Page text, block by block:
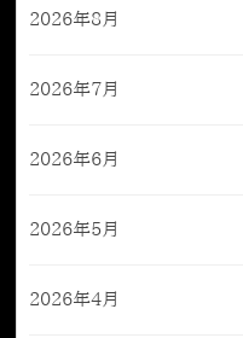
2026年8月
2026年7月
2026年6月
2026年5月
2026年4月